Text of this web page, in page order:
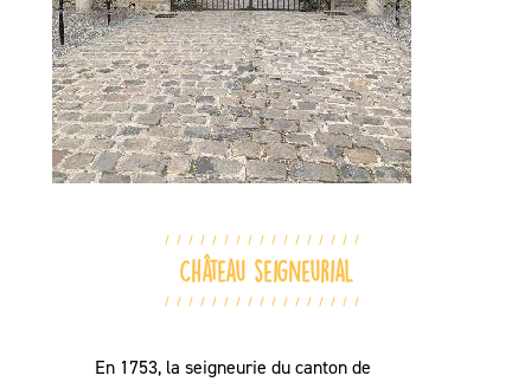
Château seigneurial
En 1753, la seigneurie du canton de